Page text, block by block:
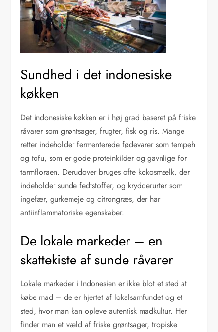
Sundhed i det indonesiske
køkken
Det indonesiske køkken er i høj grad baseret på friske
råvarer som grøntsager, frugter, fisk og ris. Mange
retter indeholder fermenterede fødevarer som tempeh
og tofu, som er gode proteinkilder og gavnlige for
tarmfloraen. Derudover bruges ofte kokosmælk, der
indeholder sunde fedtstoffer, og krydderurter som
ingefær, gurkemeje og citrongræs, der har
antiinflammatoriske egenskaber.
De lokale markeder – en
skattekiste af sunde råvarer
Lokale markeder i Indonesien er ikke blot et sted at
købe mad – de er hjertet af lokalsamfundet og et
sted, hvor man kan opleve autentisk madkultur. Her
finder man et væld af friske grøntsager, tropiske